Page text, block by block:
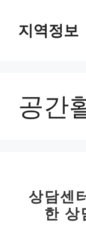
지역정보
공간
상담센
한 상